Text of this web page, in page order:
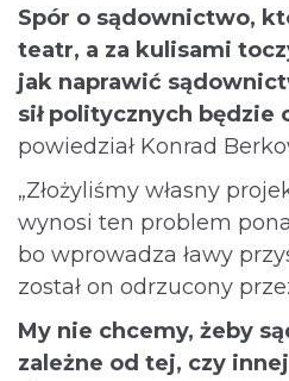
Spór o sądownictwo,
teatr, a za kulisami
jak naprawić
sił politycznych będzie
powiedział Konrad
„Złożyliśmy własny
wynosi ten problem
bo wprowadza ławy
został on odrzucony
My nie chcemy, żeby
zależne od tej, czy